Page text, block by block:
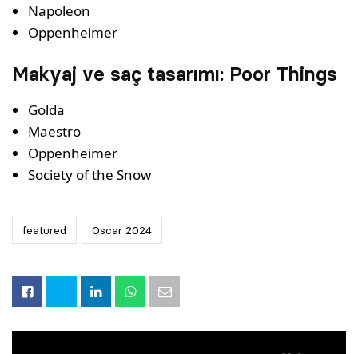
Napoleon
Oppenheimer
Makyaj ve saç tasarımı: Poor Things
Golda
Maestro
Oppenheimer
Society of the Snow
featured Oscar 2024